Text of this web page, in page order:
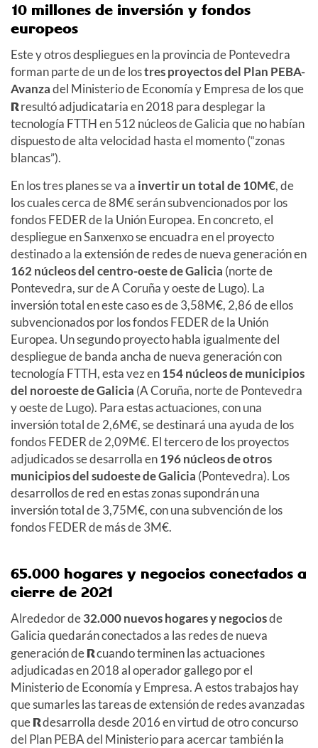
10 millones de inversión y fondos
europeos
Este y otros despliegues en la provincia de Pontevedra
forman parte de un de lostres proyectos del Plan PEBA-
Avanzadel Ministerio de Economía y Empresa de los que
Rresultó adjudicataria en 2018 para desplegar la
tecnología FTTH en 512 núcleos de Galicia que no habían
dispuesto de alta velocidad hasta el momento (“zonas
blancas”).
En los tres planes se va a invertir un total de 10M€, de
los cuales cerca de 8M€ serán subvencionados por los
fondos FEDER de la Unión Europea. En concreto, el
despliegue en Sanxenxo se encuadra en el proyecto
destinado a la extensión de redes de nueva generación en
162 núcleos del centro-oeste de Galicia (norte de
Pontevedra, sur de A Coruña y oeste de Lugo). La
inversión total en este caso es de 3,58M€, 2,86 de ellos
subvencionados por los fondos FEDER de la Unión
Europea. Un segundo proyecto habla igualmente del
despliegue de banda ancha de nueva generación con
tecnología FTTH, esta vez en154 núcleos de municipios
del noroeste de Galicia (A Coruña, norte de Pontevedra
y oeste de Lugo). Para estas actuaciones, con una
inversión total de 2,6M€, se destinará una ayuda de los
fondos FEDER de 2,09M€. El tercero de los proyectos
adjudicados se desarrolla en196 núcleos de otros
municipios del sudoeste de Galicia (Pontevedra). Los
desarrollos de red en estas zonas supondrán una
inversión total de 3,75M€, con una subvención de los
fondos FEDER de más de 3M€.
65.000 hogares y negocios conectados a
cierre de 2021
Alrededor de32.000 nuevos hogares y negociosde
Galicia quedarán conectados a las redes de nueva
generación deRcuando terminen las actuaciones
adjudicadas en 2018 al operador gallego por el
Ministerio de Economía y Empresa. A estos trabajos hay
que sumarles las tareas de extensión de redes avanzadas
queRdesarrolla desde 2016 en virtud de otro concurso
del Plan PEBA del Ministerio para acercar también la